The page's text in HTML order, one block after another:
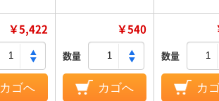
￥5,422
カゴへ
￥540
数量
カゴへ
数量
カ